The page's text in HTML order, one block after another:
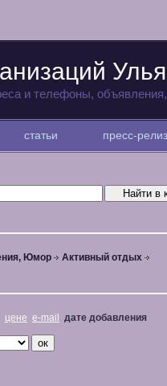
и телефоны,
статьи пресс-
Юмор Активный отдых
цене e-mail дате добавления